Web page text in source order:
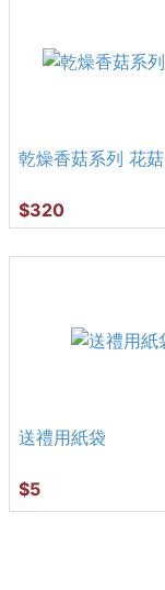
乾燥香菇系列 花菇
$320
送禮用紙袋
$5